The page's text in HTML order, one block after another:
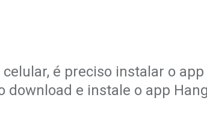
é preciso instalar o
download e instale o app